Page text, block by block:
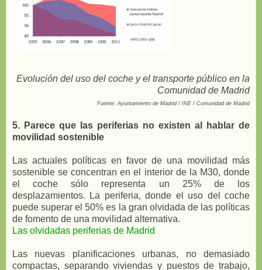
Evolución del uso del coche y el transporte público en la
Comunidad de Madrid
Fuente: Ayuntamiento de Madrid / INE / Comunidad de Madrid
5. Parece que las periferias no existen al hablar de
movilidad sostenible
Las actuales políticas en favor de una movilidad más
sostenible se concentran en el interior de la M30, donde
el coche sólo representa un 25% de los
desplazamientos. La periferia, donde el uso del coche
puede superar el 50% es la gran olvidada de las políticas
de fomento de una movilidad alternativa.
Las olvidadas periferias de Madrid
Las nuevas planificaciones urbanas, no demasiado
compactas, separando viviendas y puestos de trabajo,